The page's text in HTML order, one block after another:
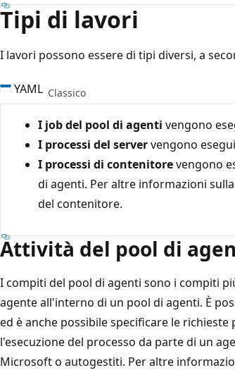
Tipi di lavori
I lavori possono essere di tipi diversi, a
YAML Classico
I job del pool di agenti vengono
I processi del servervengono
I processi di contenitorevengono
di agenti. Per altre informazioni
del contenitore.
Attività del pool di
I compiti del pool di agenti sono i compiti
agente all'interno di un pool di agenti. È
ed è anche possibile specificare le
l'esecuzione del processo da parte di un
Microsoft o autogestiti. Per altre